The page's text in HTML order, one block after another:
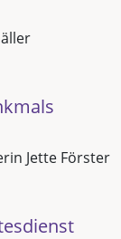
Jette Förster